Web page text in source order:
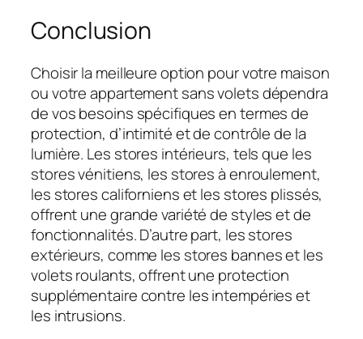
Conclusion
Choisir la meilleure option pour votre maison
ou votre appartement sans volets dépendra
de vos besoins spécifiques en termes de
protection, d’intimité et de contrôle de la
lumière. Les stores intérieurs, tels que les
stores vénitiens, les stores à enroulement,
les stores californiens et les stores plissés,
offrent une grande variété de styles et de
fonctionnalités. D’autre part, les stores
extérieurs, comme les stores bannes et les
volets roulants, offrent une protection
supplémentaire contre les intempéries et
les intrusions.